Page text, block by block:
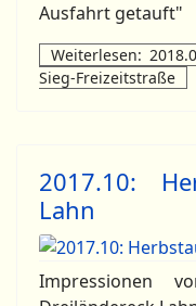
Ausfahrt getauft"
Weiterlesen:
Sieg-Freizeitstraße
2017.10:
Lahn
Impressionen